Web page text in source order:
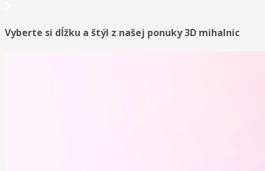
Vyberte si dĺžku a štýl z našej ponuky 3D mihalnic